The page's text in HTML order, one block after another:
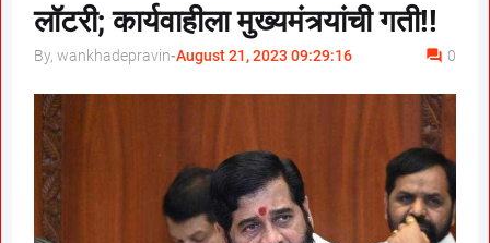
लॉटरी; कार्यवाहीला मुख्यमंत्र्यांची गती!!
By, wankhadepravin-August 21, 2023 09:29:16 0